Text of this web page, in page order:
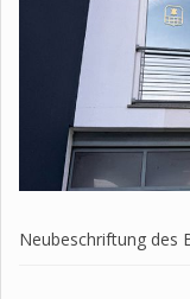
Neubeschriftung des